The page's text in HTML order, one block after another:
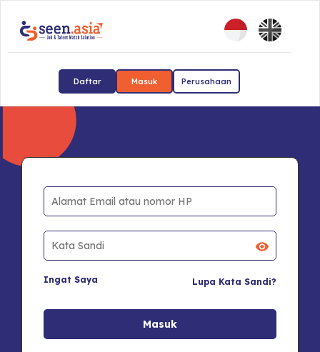
Daftar Masuk Perusahaan
Ingat Saya Lupa Kata Sandi?